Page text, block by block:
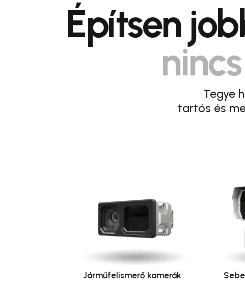
Építsen
Tegye
tartós és
Járműfelismerő kamerák